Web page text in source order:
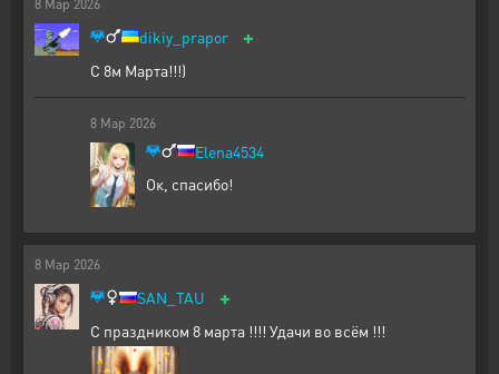
8 Мар 2026
dikiy_prapor +
С 8м Марта!!!)
8 Мар 2026
Elena4534
Ок, спасибо!
8 Мар 2026
SAN_TAU +
С праздником 8 марта !!!! Удачи во всём !!!